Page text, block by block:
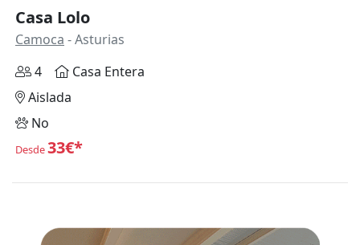
Casa Lolo
Camoca - Asturias
4
Casa Entera
Aislada
No
Desde33€*